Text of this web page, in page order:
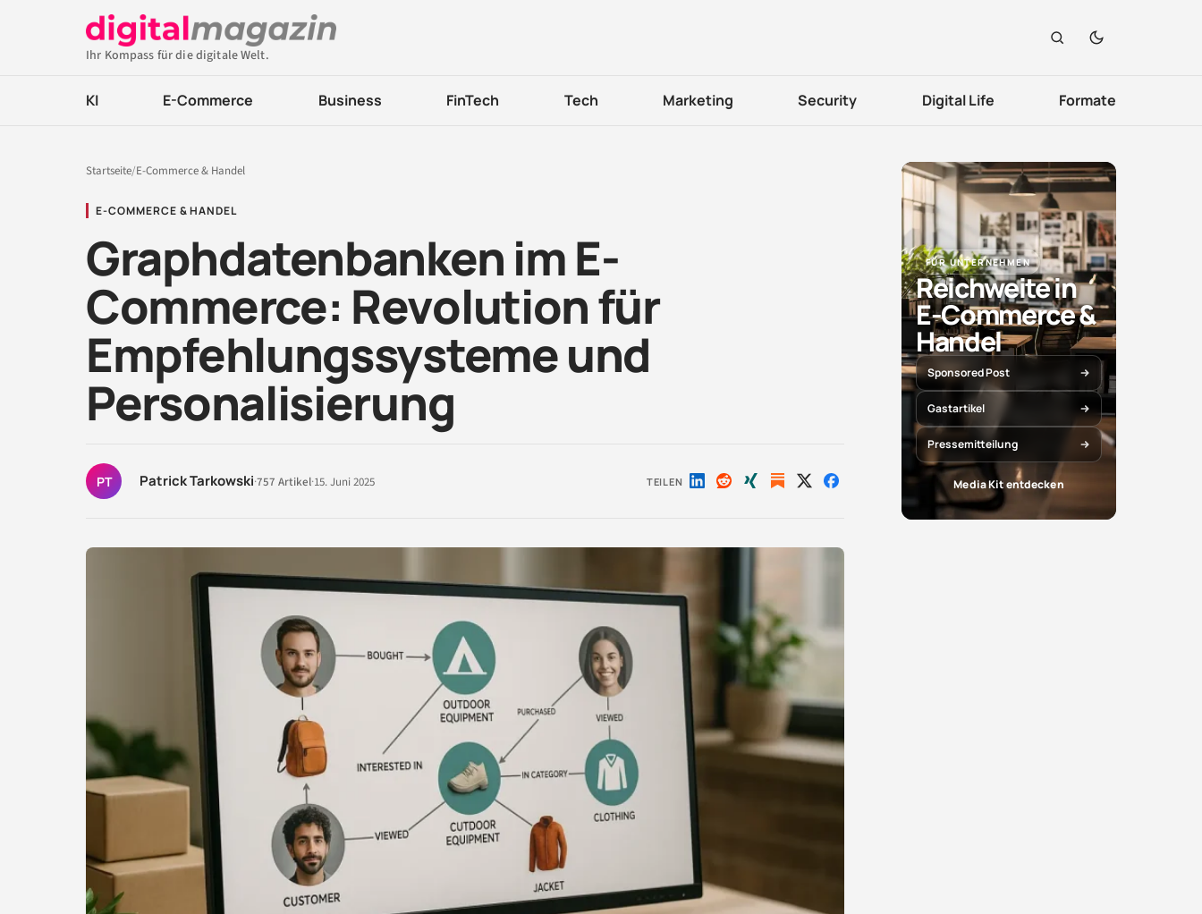
Ihr Kompass für die digitale Welt.
KI E-Commerce Business FinTech Tech Marketing Security Digital Life Formate
Startseite/E-Commerce & Handel
E-COMMERCE & HANDEL
Graphdatenbanken im E-
Commerce: Revolution für
Empfehlungssysteme und
Personalisierung
PT Patrick Tarkowski·757 Artikel·15. Juni 2025 TEILEN Auf Auf Auf Auf Auf
FÜR UNTERNEHMEN
Reichweite in
E-Commerce &
Handel
Sponsored Post
Gastartikel
Pressemitteilung
Media Kit entdecken